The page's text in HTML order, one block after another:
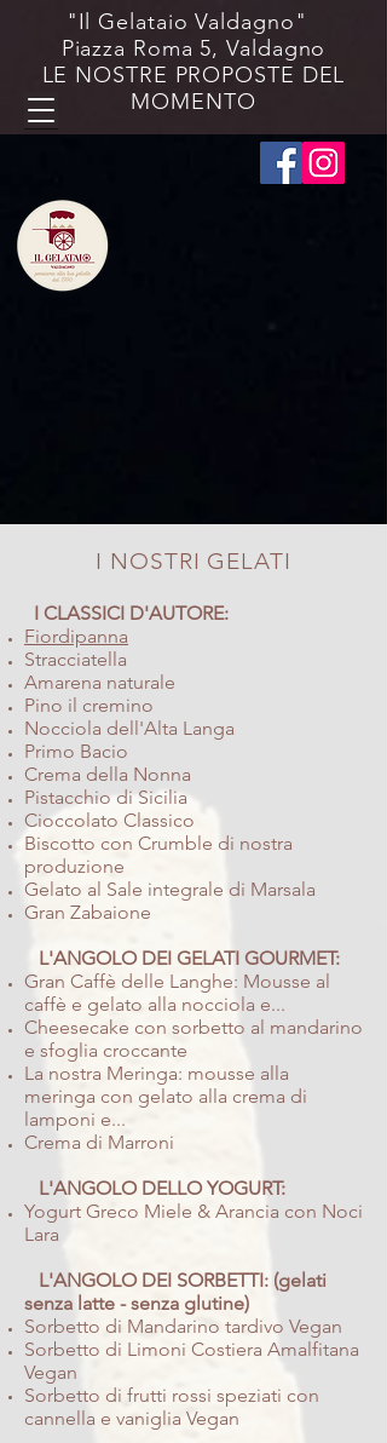
"Il Gelataio Valdagno"
Piazza Roma 5, Valdagno
LE NOSTRE PROPOSTE DEL
MOMENTO
I NOSTRI GELATI
I CLASSICI D'AUTORE:
Fiordipanna
Stracciatella
Amarena naturale
Pino il cremino
Nocciola dell'Alta Langa
Primo Bacio
Crema della Nonna
Pistacchio di Sicilia
Cioccolato Classico
Biscotto con Crumble di nostra
produzione
Gelato al Sale integrale di Marsala
Gran Zabaione
L'ANGOLO DEI GELATI GOURMET:
Gran Caffè delle Langhe: Mousse al
caffè e gelato alla nocciola e...
Cheesecake con sorbetto al mandarino
e sfoglia croccante
La nostra Meringa: mousse alla
meringa con gelato alla crema di
lamponi e...
Crema di Marroni
L'ANGOLO DELLO YOGURT:​
Yogurt Greco Miele & Arancia con Noci
Lara
L'ANGOLO DEI SORBETTI: (gelati
senza latte - senza glutine)
Sorbetto di Mandarino tardivo Vegan
Sorbetto di Limoni Costiera Amalfitana
Vegan
Sorbetto di frutti rossi speziati con
cannella e vaniglia Vegan